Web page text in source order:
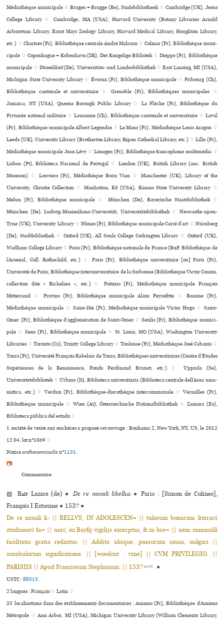
Médiathèque muni­ci­pale ♢ Bruges = Brugge (Be), Stadsbibliotheek ♢ Cambridge (UK), Jesus
College Library ♢ Cambridge, MA (USA), Harvard University (Botany Libraries Arnold
Arboretum Library, Ernst Mayr Zoology Library, Harvard Medical Library, Houghton Library,
etc.) ♢ Chartres (Fr), Bibliothèque cen­trale André Malraux ♢ Colmar (Fr), Bibliothèque muni­
ci­pale ♢ Copenhague = København (Dk), Det Kongelige Bibliotek ♢ Dieppe (Fr), Bibliothèque
muni­ci­pale ♢ Düsseldorf (De), Universitäts- und Landesbibliothek ♢ East Lansing, MI (USA),
Michigan State University Library ♢ Évreux (Fr), Bibliothèque muni­ci­pale ♢ Fribourg (Ch),
Bibliothèque can­to­nale et uni­ver­si­taire ♢ Grenoble (Fr), Bibliothèques muni­ci­pa­les ♢
Jamaica, NY (USA), Queens Borough Public Library ♢ La Flèche (Fr), Bibliothèque du
Prytanée national mili­taire ♢ Lausanne (Ch), Bibliothèque can­to­nale et uni­ver­si­taire ♢ Laval
(Fr), Bibliothèque muni­ci­pale Albert Legendre ♢ Le Mans (Fr), Médiathèque Louis Aragon ♢
Leeds (UK), University Library (Brotherton Library, Ripon Cathedral Library, etc.) ♢ Lille (Fr),
Médiathèque muni­ci­pale Jean Lévy ♢ Limoges (Fr), Bibliothèque fran­co­phone mul­ti­mé­dia ♢
Lisboa (Pt), Biblioteca Nacional de Portugal ♢ London (UK), British Library (anc. British
Museum) ♢ Louviers (Fr), Médiathèque Boris Vian ♢ Manchester (UK), Library of the
University, Christie Collection ♢ Manhattan, KS (USA), Kansas State University Library ♢
Melun (Fr), Bibliothèque muni­ci­pale ♢ München (De), Bayerische Staatsbibliothek ♢
München (De), Ludwig-Maximilians-Universität, Universitätsbibliothek ♢ Newcastle-upon-
Tyne (UK), University Library ♢ Nîmes (Fr), Bibliothèque muni­ci­pale Carré d’art ♢ Nürnberg
(De), Stadtbibliothek ♢ Oxford (UK), All Souls College Codrington Library ♢ Oxford (UK),
Wadham College Library ♢ Paris (Fr), Bibliothèque nationale de France (BnF, Bibliothèque de
l’Arsenal, Coll. Rothschild, etc.) ♢ Paris (Fr), Bibliothèque uni­ver­si­taire [ou] Paris (Fr),
Université de Paris, Bibliothèque inte­ru­ni­ver­si­taire de la Sorbonne (Bibliothèque Victor Cousin,
collection dite « Richelieu », etc.) ♢ Poitiers (Fr), Médiathèque muni­ci­pale François
Mitterrand ♢ Provins (Fr), Bibliothèque muni­ci­pale Alain Peyrefitte ♢ Roanne (Fr),
Médiathèque muni­ci­pale ♢ Saint-Dié (Fr), Médiathèque muni­ci­pale Victor Hugo ♢ Saint-
Omer (Fr), Bibliothèque d’agglo­mé­ra­tion de Saint-Omer ♢ Senlis (Fr), Bibliothèque muni­ci­
pale ♢ Sens (Fr), Bibliothèque muni­ci­pale ♢ St. Louis, MO (USA), Washington University
Libraries ♢ Toronto (Ca), Trinity College Library ♢ Toulouse (Fr), Médiathèque José Cabanis ♢
Tours (Fr), Université François Rabelais de Tours, Bibliothèques uni­ver­si­tai­res (Centre d’Études
Supérieures de la Renaissance, Fonds Ferdinand Brunot, etc.) ♢ Uppsala (Se),
Universitetsbibliotek ♢ Urbino (It), Biblioteca uni­ver­si­ta­ria (Biblioteca cen­trale dell’Area uma­
nis­tica, etc.) ♢ Verdun (Fr), Bibliothèque-dis­co­thè­que inter­com­mu­nale ♢ Versailles (Fr),
Bibliothèque muni­ci­pale ♢ Wien (At), Österreichische Nationalbibliothek ♢ Zamora (Es),
Biblioteca pública del estado ♢
1 société de vente aux enchères a proposé cet ouvrage : Bonhams 2, New York, NY, US, le 2012
12 04, lot n°1069 ♢
Noticeanthonominalien°1131.
📷
Commentaire
▨Baïf Lazare (de) ● De re navali libellus ● Paris : [Simon de Colines],
François I Estienne ● 1537 ●
De re nauali li- || BELLVS, IN ADOLESCEN= || tulorum bonarum literarũ
studiosorũ fa= || uorẽ, ex Bayfij vigilijs excerptus, & in bre= || uem summulã
facilitatis gratia redactus. || Addita ubique, puerorum causa, uulgari ||
uocabulorum significatione. || [woodcut : vine] || CVM PRIVILEGIO. ||
PARISIIS || Apud Franciscum Stephanum. || 1537 USTC ●
USTC :88515.
2 langues :Français ♢Latin ♢
35 localisations dans des établissements documentaires : Amiens (Fr), Bibliothèque d’Amiens
Métropole ♢ Ann Arbor, MI (USA), Michigan University Library (William Clements Library,